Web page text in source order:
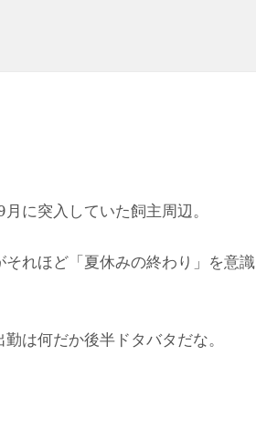
に突入していた飼主周辺。
れほど「夏休みの終わり」を意識
は何だか後半ドタバタだな。